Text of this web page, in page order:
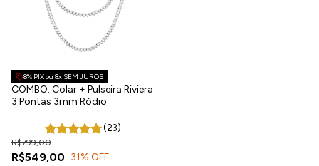
8% PIX ou 8x SEM JUROS
COMBO: Colar + Pulseira Riviera
3 Pontas 3mm Ródio
(23)
R$549,00
R$799,00
31% OFF